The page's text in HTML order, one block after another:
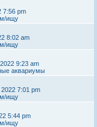
7:56 pm
ищу
8:02 am
ищу
9:23 am
аквариумы
7:01 pm
ищу
5:44 pm
ищу